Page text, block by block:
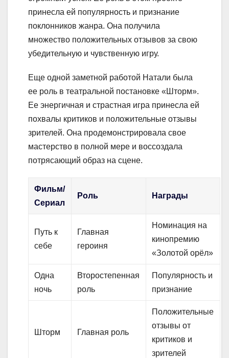
принесла ей популярность и признание
поклонников жанра. Она получила
множество положительных отзывов за свою
убедительную и чувственную игру.
Еще одной заметной работой Натали была
ее роль в театральной постановке «Шторм».
Ее энергичная и страстная игра принесла ей
похвалы критиков и положительные отзывы
зрителей. Она продемонстрировала свое
мастерство в полной мере и воссоздала
потрясающий образ на сцене.
Фильм/
Сериал
Роль Награды
Путь к
себе
Главная
героиня
Номинация на
кинопремию
«Золотой орёл»
Одна
ночь
Второстепенная
роль
Популярность и
признание
Шторм Главная роль
Положительные
отзывы от
критиков и
зрителей